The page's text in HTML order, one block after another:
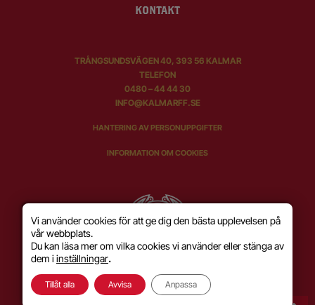
KONTAKT
TRÅNGSUNDSVÄGEN 40, 393 56 KALMAR
TELEFON
0480 – 44 44 30
INFO@KALMARFF.SE
HANTERING AV PERSONUPPGIFTER
INFORMATION OM COOKIES
Vi använder cookies för att ge dig den bästa upplevelsen på
vår webbplats.
Du kan läsa mer om vilka cookies vi använder eller stänga av
dem i inställningar.
Tillåt alla Avvisa Anpassa